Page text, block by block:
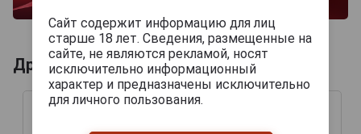
Другие продукты бренда FANAGORIA
Сайт содержит информацию для лиц
старше 18 лет. Сведения, размещенные на
сайте, не являются рекламой, носят
исключительно информационный
характер и предназначены исключительно
для личного пользования.